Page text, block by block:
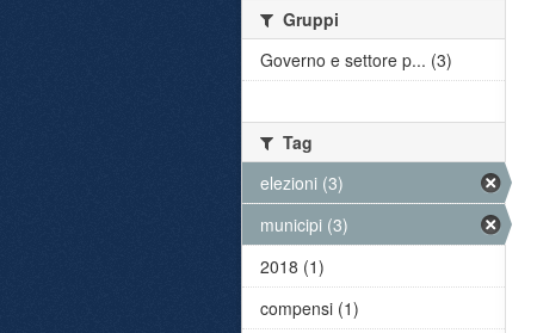
Gruppi
Governo e settore p... (3)
Tag
elezioni (3)
municipi (3)
2018 (1)
compensi (1)